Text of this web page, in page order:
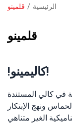
التنقل
الرئيسية قلمينو
قلمينو
!كاليمينو!
في كالي المستندة
ونهج الإبتكار